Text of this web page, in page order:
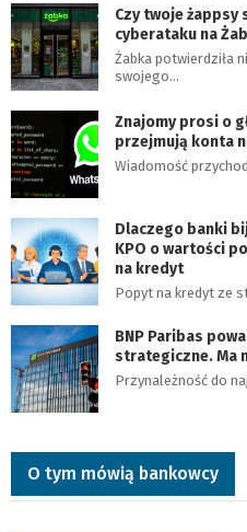
Czy twoje żappsy
cyberataku na
Żabka potwierdziła
swojego…
Znajomy prosi o
przejmują konta
Wiadomość
Dlaczego banki
KPO o wartości
na kredyt
Popyt na kredyt ze
BNP Paribas
strategiczne. Ma
Przynależność do
O tym mówią bankowcy